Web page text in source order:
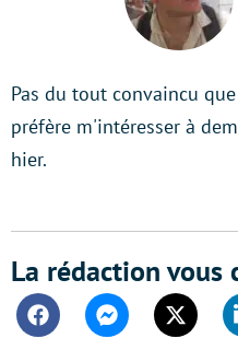
Pas du tout convaincu
préfère m'intéresser à
hier.
La rédaction vous
FacebookMessengerTwitter